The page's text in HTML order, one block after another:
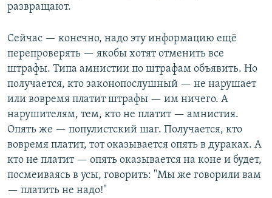
развращают.
Сейчас — конечно, надо эту информацию ещё
перепроверять — якобы хотят отменить все
штрафы. Типа амнистии по штрафам объявить. Но
получается, кто законопослушный — не нарушает
или вовремя платит штрафы — им ничего. А
нарушителям, тем, кто не платит — амнистия.
Опять же — популистский шаг. Получается, кто
вовремя платит, тот оказывается опять в дураках. А
кто не платит — опять оказывается на коне и будет,
посмеиваясь в усы, говорить: "Мы же говорили вам
— платить не надо!"